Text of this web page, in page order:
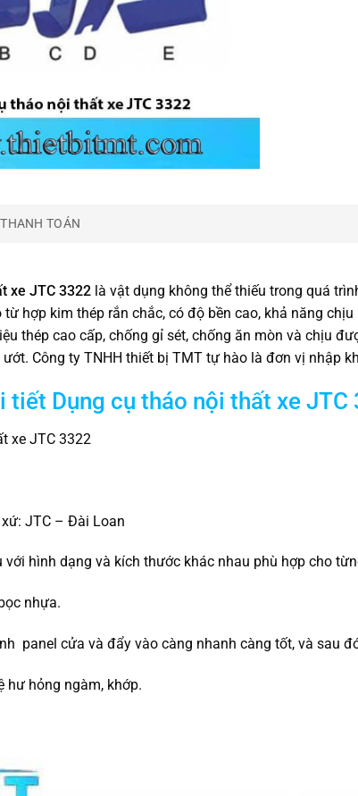
TOÁN
xe JTC 3322 là vật dụng không thể thiếu trong quá
hợp kim thép rắn chắc, có độ bền cao, khả năng
thép cao cấp, chống gỉ sét, chống ăn mòn và chịu
Công ty TNHH thiết bị TMT tự hào là đơn vị nhập
tiết Dụng cụ tháo nội thất xe JTC
xe JTC 3322
JTC – Đài Loan
với hình dạng và kích thước khác nhau phù hợp cho
nhựa.
panel cửa và đẩy vào càng nhanh càng tốt, và sau
hư hỏng ngàm, khớp.